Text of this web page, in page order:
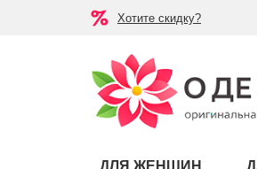
Хотите скидку?